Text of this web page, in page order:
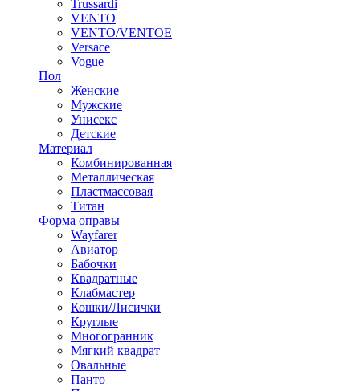
Trussardi
VENTO
VENTO/VENTOE
Versace
Vogue
Пол
Женские
Мужские
Унисекс
Детские
Материал
Комбинированная
Металлическая
Пластмассовая
Титан
Форма оправы
Wayfarer
Авиатор
Бабочки
Квадратные
Клабмастер
Кошки/Лисички
Круглые
Многогранник
Мягкий квадрат
Овальные
Панто